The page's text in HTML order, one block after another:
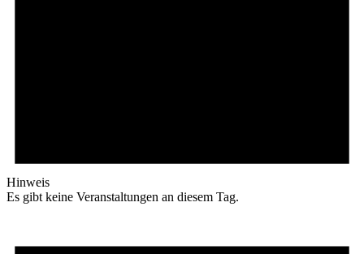
Hinweis
Es gibt keine Veranstaltungen an diesem Tag.